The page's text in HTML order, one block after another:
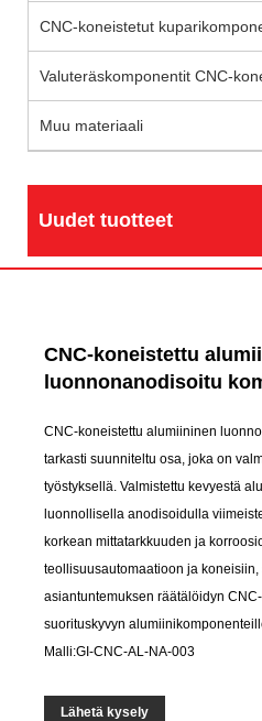
CNC-koneistetut
Valuteräskomponentit CNC-
Muu materiaali
Uudet tuotteet
CNC-koneistettu
luonnonanodisoitu
CNC-koneistettu alumiininen
tarkasti suunniteltu osa, joka on
työstyksellä. Valmistettu kevyestä
luonnollisella anodisoidulla
korkean mittatarkkuuden ja
teollisuusautomaatioon ja
asiantuntemuksen räätälöidyn
suorituskyvyn
Malli:GI-CNC-AL-NA-003
Lähetä kysely